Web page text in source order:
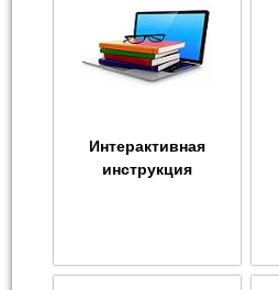
Интерактивная
инструкция